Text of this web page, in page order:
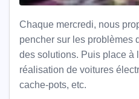
Chaque mercredi, nous
pencher sur les problèmes
des solutions. Puis place à
réalisation de voitures
cache-pots, etc.